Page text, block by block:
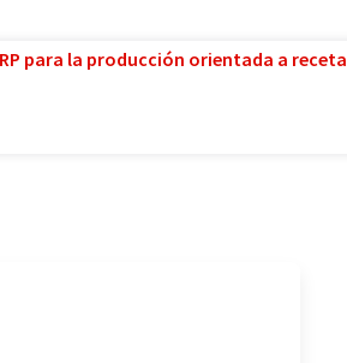
para la producción orientada a